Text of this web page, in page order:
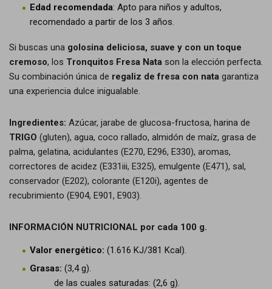
Edad recomendada: Apto para niños y adultos,
recomendado a partir de los 3 años.
Si buscas una golosina deliciosa, suave y con un toque
cremoso, los Tronquitos Fresa Nata son la elección perfecta.
Su combinación única de regaliz de fresa con nata garantiza
una experiencia dulce inigualable.
Ingredientes: Azúcar, jarabe de glucosa-fructosa, harina de
TRIGO (gluten), agua, coco rallado, almidón de maíz, grasa de
palma, gelatina, acidulantes (E270, E296, E330), aromas,
correctores de acidez (E331iii, E325), emulgente (E471), sal,
conservador (E202), colorante (E120i), agentes de
recubrimiento (E904, E901, E903).
INFORMACIÓN NUTRICIONAL por cada 100 g.
Valor energético: (1.616 KJ/381 Kcal).
Grasas: (3,4 g).
de las cuales saturadas: (2,6 g).